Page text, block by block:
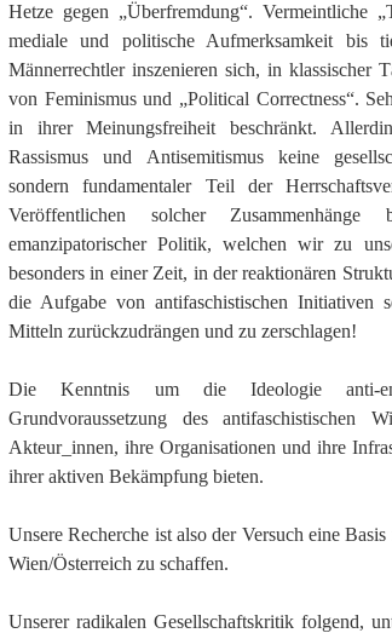
Hetze gegen „Überfremdung“. Vermeintliche
mediale und politische Aufmerksamkeit bis
Männerrechtler inszenieren sich, in klassischer
von Feminismus und „Political Correctness“.
in ihrer Meinungsfreiheit beschränkt.
Rassismus und Antisemitismus keine
sondern fundamentaler Teil der
Veröffentlichen solcher
emanzipatorischer Politik, welchen wir zu
besonders in einer Zeit, in der reaktionären
die Aufgabe von antifaschistischen Initiativen
Mitteln zurückzudrängen und zu zerschlagen!
Die Kenntnis um die Ideologie anti-
Grundvoraussetzung des antifaschistischen
Akteur_innen, ihre Organisationen und ihre
ihrer aktiven Bekämpfung bieten.
Unsere Recherche ist also der Versuch eine
Wien/Österreich zu schaffen.
Unserer radikalen Gesellschaftskritik folgend,